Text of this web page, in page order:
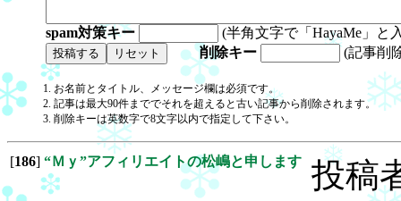
spam対策キー
(半角文字で「HayaMe」と
削除キー
(記事削
1. お名前とタイトル、メッセージ欄は必須です。
2. 記事は最大90件まででそれを超えると古い記事から削除されます。
3. 削除キーは英数字で8文字以内で指定して下さい。
[186] “Ｍｙ”アフィリエイトの松嶋と申します
投稿